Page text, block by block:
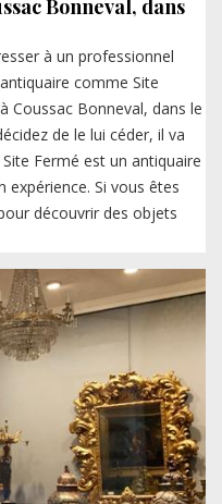
Bonneval, dans
à un professionnel
comme Site
Coussac Bonneval, dans le
de le lui céder, il va
Fermé est un antiquaire
Si vous êtes
découvrir des objets